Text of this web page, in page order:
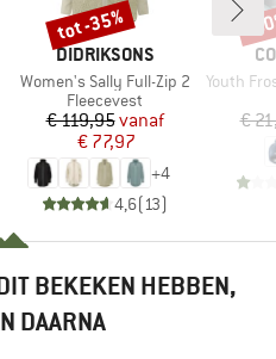
MERK
DIDRIKSONS
Artikel
Women's Sally Full-Zip 2
Productgroep
Fleecevest
Prijs
€ 119,95Verlaagde prijs
vanaf
€ 77,97
+4
4,6(13)
Korting
tot -35%
Artikel
Youth Frosty
€
-
BEKEKEN HEBBEN,
DAARNA